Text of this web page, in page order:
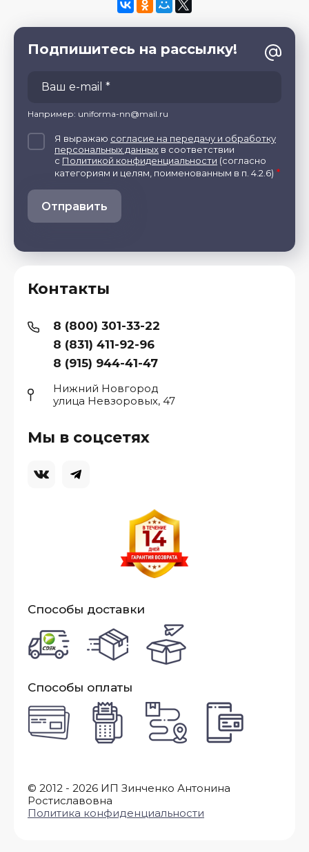
© 2012 - 2026 ИП Зинченко Антонина
Ростиславовна
Политика конфиденциальности
Контакты
8 (800) 301-33-22
8 (831) 411-92-96
8 (915) 944-41-47
Нижний Новгород
улица Невзоровых, 47
Мы в соцсетях
Способы доставки
Способы оплаты
Подпишитесь на рассылку!
Например: uniforma-nn@mail.ru
Я выражаю согласие на передачу и обработку
персональных данных в соответствии
с Политикой конфиденциальности (согласно
категориям и целям, поименованным в п. 4.2.6) *
Отправить